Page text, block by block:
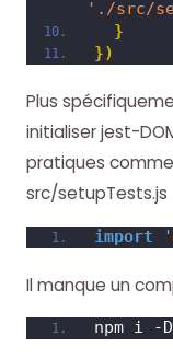
'./src/
}
})
Plus
initialiser jest-
pratiques
src/setupTests.js
import
Il manque un
npm i -